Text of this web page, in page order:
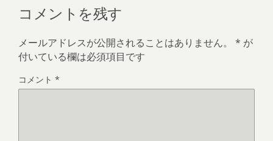
コメントを残す
メールアドレスが公開されることはありません。 * が
付いている欄は必須項目です
コメント *